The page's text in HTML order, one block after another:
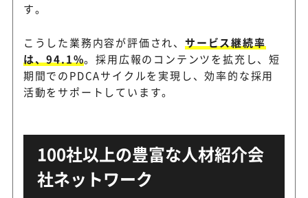
す。
こうした業務内容が評価され、 サービス継続率
は、94.1%。採用広報のコンテンツを拡充し、短
期間でのPDCAサイクルを実現し、効率的な採用
活動をサポートしています。
100社以上の豊富な人材紹介会
社ネットワーク